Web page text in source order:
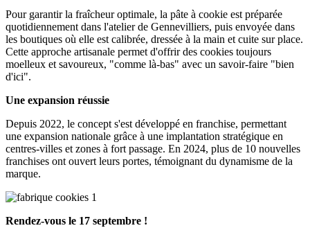
Pour garantir la fraîcheur optimale, la pâte à cookie est préparée
quotidiennement dans l'atelier de Gennevilliers, puis envoyée dans
les boutiques où elle est calibrée, dressée à la main et cuite sur place.
Cette approche artisanale permet d'offrir des cookies toujours
moelleux et savoureux, "comme là-bas" avec un savoir-faire "bien
d'ici".
Une expansion réussie
Depuis 2022, le concept s'est développé en franchise, permettant
une expansion nationale grâce à une implantation stratégique en
centres-villes et zones à fort passage. En 2024, plus de 10 nouvelles
franchises ont ouvert leurs portes, témoignant du dynamisme de la
marque.
Rendez-vous le 17 septembre !